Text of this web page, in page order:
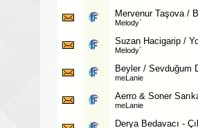
Mervenur Taşova /
Melody`
Suzan Hacigarip /
Melody`
Beyler / Sevduğum
meLanie
Aerro & Soner
meLanie
Derya Bedavacı -